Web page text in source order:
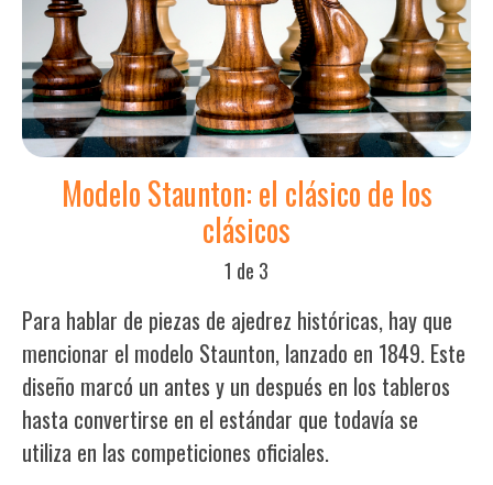
Modelo Staunton: el clásico de los
clásicos
1 de 3
Para hablar de piezas de ajedrez históricas, hay que
mencionar el modelo Staunton, lanzado en 1849. Este
diseño marcó un antes y un después en los tableros
hasta convertirse en el estándar que todavía se
utiliza en las competiciones oficiales.